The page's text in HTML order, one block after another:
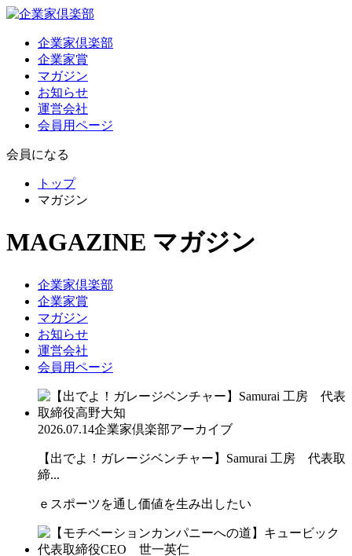
企業家倶楽部
企業家賞
マガジン
お知らせ
運営会社
会員用ページ
会員になる
トップ
マガジン
MAGAZINE マガジン
企業家倶楽部
企業家賞
マガジン
お知らせ
運営会社
会員用ページ
2026.07.14企業家倶楽部アーカイブ
【出でよ！ガレージベンチャー】Samurai 工房 代表取
締...
ｅスポーツを通し価値を生み出したい